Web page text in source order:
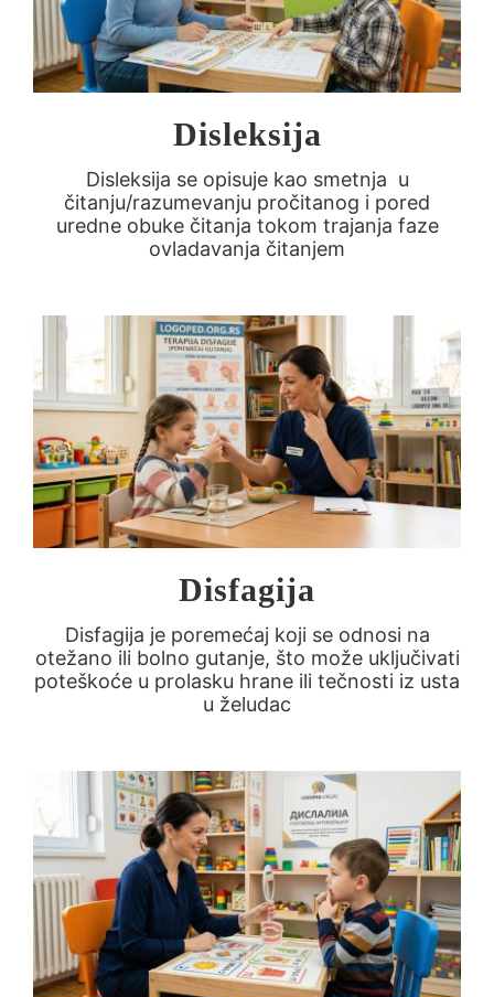
Disleksija
Disleksija se opisuje kao smetnja u
čitanju/razumevanju pročitanog i pored
uredne obuke čitanja tokom trajanja faze
ovladavanja čitanjem
Disfagija
Disfagija je poremećaj koji se odnosi na
otežano ili bolno gutanje, što može uključivati
poteškoće u prolasku hrane ili tečnosti iz usta
u želudac